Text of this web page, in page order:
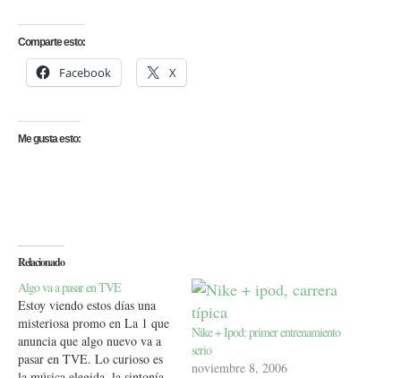
Comparte esto:
Facebook X
Me gusta esto:
Relacionado
Algo va a pasar en TVE
Estoy viendo estos días una
misteriosa promo en La 1 que
anuncia que algo nuevo va a
pasar en TVE. Lo curioso es
Nike + Ipod: primer entrenamiento
serio
noviembre 8, 2006